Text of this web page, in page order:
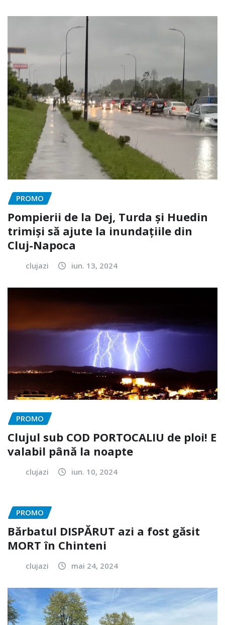
PROMO
Pompierii de la Dej, Turda și Huedin
trimiși să ajute la inundațiile din
Cluj-Napoca
clujazi iun. 13, 2024
PROMO
Clujul sub COD PORTOCALIU de ploi! E
valabil până la noapte
clujazi iun. 10, 2024
PROMO
Bărbatul DISPĂRUT azi a fost găsit
MORT în Chinteni
clujazi mai 24, 2024